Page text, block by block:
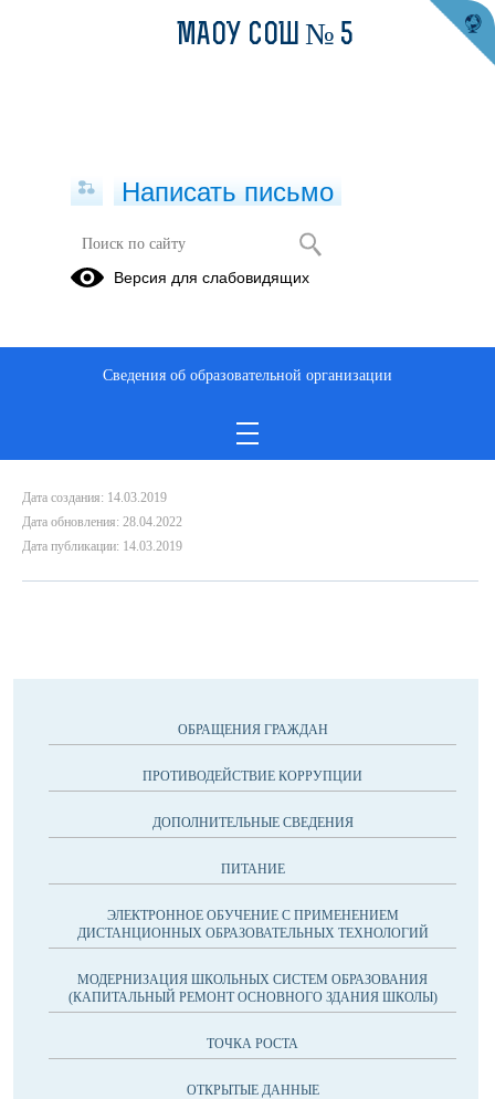
Поговорите со своими детьми о
дорожной безопасности
Ccылка на видео
Дата создания: 14.03.2019
Дата обновления: 28.04.2022
Дата публикации: 14.03.2019
ОБРАЩЕНИЯ ГРАЖДАН
ПРОТИВОДЕЙСТВИЕ КОРРУПЦИИ
ДОПОЛНИТЕЛЬНЫЕ СВЕДЕНИЯ
ПИТАНИЕ
ЭЛЕКТРОННОЕ ОБУЧЕНИЕ С ПРИМЕНЕНИЕМ
ДИСТАНЦИОННЫХ ОБРАЗОВАТЕЛЬНЫХ ТЕХНОЛОГИЙ
МОДЕРНИЗАЦИЯ ШКОЛЬНЫХ СИСТЕМ ОБРАЗОВАНИЯ
(КАПИТАЛЬНЫЙ РЕМОНТ ОСНОВНОГО ЗДАНИЯ ШКОЛЫ)
ТОЧКА РОСТА
ОТКРЫТЫЕ ДАННЫЕ
МАОУ СОШ № 5
Написать письмо
Версия для слабовидящих
Сведения об образовательной организации